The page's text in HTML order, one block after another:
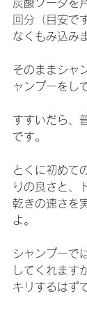
炭酸ソーダを
回分（目安で
なくもみ込み
そのままシャ
ャンプーをし
すすいだら、
です。
とくに初めて
りの良さと、
乾きの速さを
よ。
シャンプーで
してくれます
キリするはず